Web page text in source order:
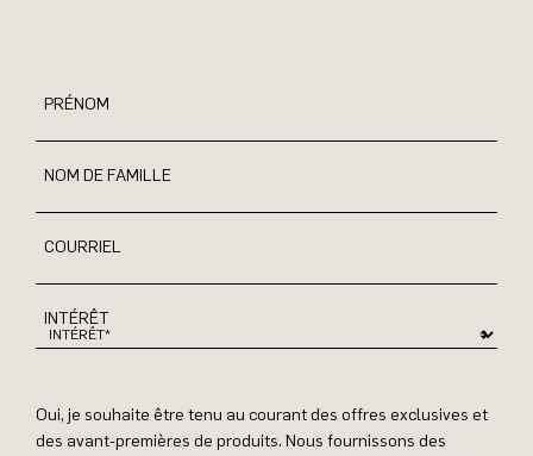
PRÉNOM
NOM DE FAMILLE
COURRIEL
INTÉRÊT
Oui, je souhaite être tenu au courant des offres exclusives et
des avant-premières de produits. Nous fournissons des